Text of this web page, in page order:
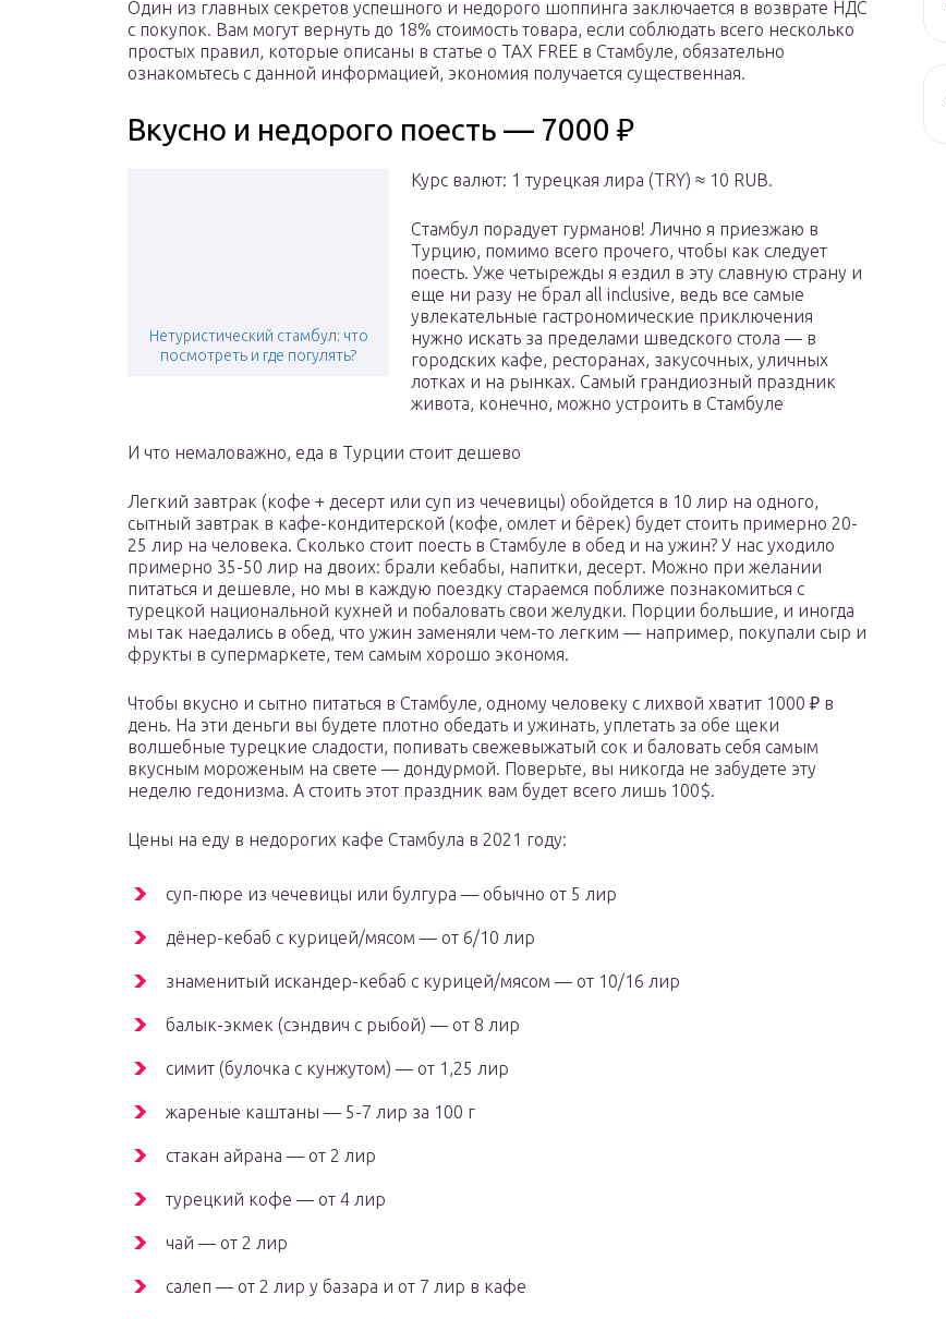
Один из главных секретов успешного и недорого шоппинга заключается в возврате НДС
с покупок. Вам могут вернуть до 18% стоимость товара, если соблюдать всего несколько
простых правил, которые описаны в статье о TAX FREE в Стамбуле, обязательно
ознакомьтесь с данной информацией, экономия получается существенная.
Вкусно и недорого поесть — 7000 ₽
Нетуристический стамбул: что
посмотреть и где погулять?
Курс валют: 1 турецкая лира (TRY) ≈ 10 RUB.
Стамбул порадует гурманов! Лично я приезжаю в
Турцию, помимо всего прочего, чтобы как следует
поесть. Уже четырежды я ездил в эту славную страну и
еще ни разу не брал all inclusive, ведь все самые
увлекательные гастрономические приключения
нужно искать за пределами шведского стола — в
городских кафе, ресторанах, закусочных, уличных
лотках и на рынках. Самый грандиозный праздник
живота, конечно, можно устроить в Стамбуле
И что немаловажно, еда в Турции стоит дешево
Легкий завтрак (кофе + десерт или суп из чечевицы) обойдется в 10 лир на одного,
сытный завтрак в кафе-кондитерской (кофе, омлет и бёрек) будет стоить примерно 20-
25 лир на человека. Сколько стоит поесть в Стамбуле в обед и на ужин? У нас уходило
примерно 35-50 лир на двоих: брали кебабы, напитки, десерт. Можно при желании
питаться и дешевле, но мы в каждую поездку стараемся поближе познакомиться с
турецкой национальной кухней и побаловать свои желудки. Порции большие, и иногда
мы так наедались в обед, что ужин заменяли чем-то легким — например, покупали сыр и
фрукты в супермаркете, тем самым хорошо экономя.
Чтобы вкусно и сытно питаться в Стамбуле, одному человеку с лихвой хватит 1000 ₽ в
день. На эти деньги вы будете плотно обедать и ужинать, уплетать за обе щеки
волшебные турецкие сладости, попивать свежевыжатый сок и баловать себя самым
вкусным мороженым на свете — дондурмой. Поверьте, вы никогда не забудете эту
неделю гедонизма. А стоить этот праздник вам будет всего лишь 100$.
Цены на еду в недорогих кафе Стамбула в 2021 году:
суп-пюре из чечевицы или булгура — обычно от 5 лир
дёнер-кебаб с курицей/мясом — от 6/10 лир
знаменитый искандер-кебаб с курицей/мясом — от 10/16 лир
балык-экмек (сэндвич с рыбой) — от 8 лир
симит (булочка с кунжутом) — от 1,25 лир
жареные каштаны — 5-7 лир за 100 г
стакан айрана — от 2 лир
турецкий кофе — от 4 лир
чай — от 2 лир
салеп — от 2 лир у базара и от 7 лир в кафе